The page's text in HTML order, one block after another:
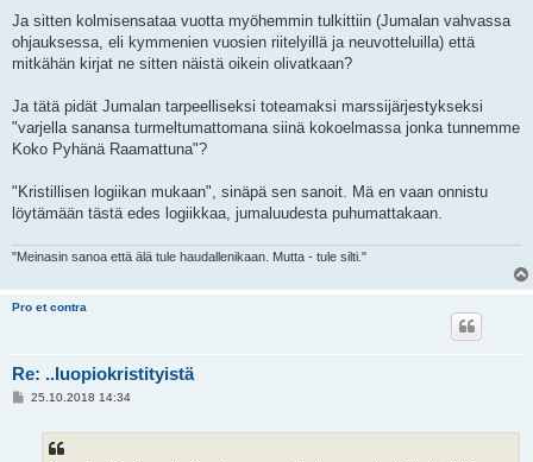
Ja sitten kolmisensataa vuotta myöhemmin tulkittiin (Jumalan vahvassa
ohjauksessa, eli kymmenien vuosien riitelyillä ja neuvotteluilla) että
mitkähän kirjat ne sitten näistä oikein olivatkaan?
Ja tätä pidät Jumalan tarpeelliseksi toteamaksi marssijärjestykseksi
"varjella sanansa turmeltumattomana siinä kokoelmassa jonka tunnemme
Koko Pyhänä Raamattuna"?
"Kristillisen logiikan mukaan", sinäpä sen sanoit. Mä en vaan onnistu
löytämään tästä edes logiikkaa, jumaluudesta puhumattakaan.
"Meinasin sanoa että älä tule haudallenikaan. Mutta - tule silti."
Pro et contra
Re: ..luopiokristityistä
V25.10.2018 14:34